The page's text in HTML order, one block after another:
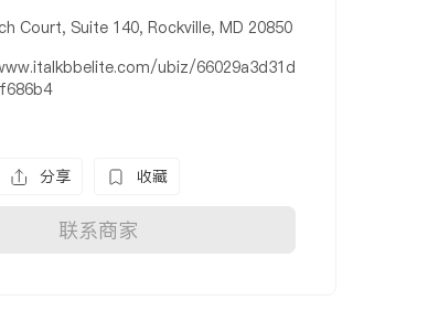
Court, Suite 140, Rockville, MD 20850
ubiz/66029a3d31d
分享 收藏
联系商家